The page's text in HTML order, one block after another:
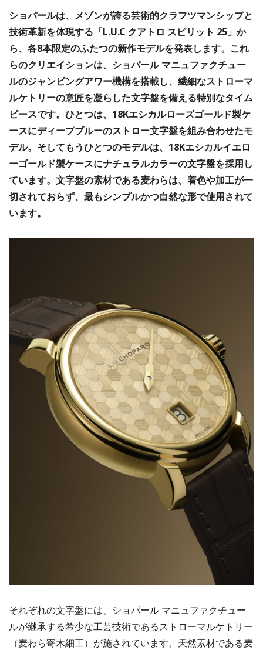
ショパールは、メゾンが誇る芸術的クラフツマンシップと
技術革新を体現する「L.U.C クアトロ スピリット 25」か
ら、各8本限定のふたつの新作モデルを発表します。これ
らのクリエイションは、ショパール マニュファクチュー
ルのジャンピングアワー機構を搭載し、繊細なストローマ
ルケトリーの意匠を凝らした文字盤を備える特別なタイム
ピースです。ひとつは、18Kエシカルローズゴールド製ケ
ースにディープブルーのストロー文字盤を組み合わせたモ
デル。そしてもうひとつのモデルは、18Kエシカルイエロ
ーゴールド製ケースにナチュラルカラーの文字盤を採用し
ています。文字盤の素材である麦わらは、着色や加工が一
切されておらず、最もシンプルかつ自然な形で使用されて
います。
それぞれの文字盤には、ショパール マニュファクチュー
ルが継承する希少な工芸技術であるストローマルケトリー
（麦わら寄木細工）が施されています。天然素材である麦